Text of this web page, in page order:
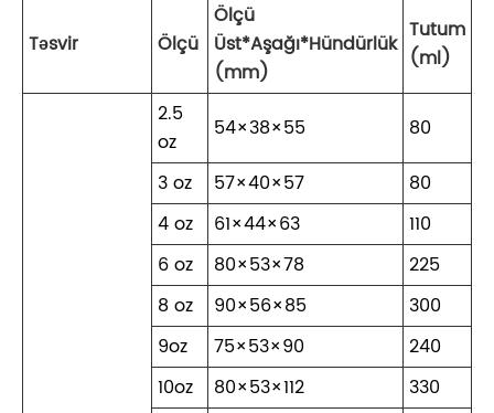
Təsvir Ölçü
Ölçü
Üst*Aşağı*Hündürlük
(mm)
Tutum
(ml)
2.5
oz
54×38×55
80
3 oz
57×40×57
80
4 oz
61×44×63
110
6 oz
80×53×78
225
8 oz
90×56×85
300
9oz
75×53×90
240
10oz
80×53×112
330